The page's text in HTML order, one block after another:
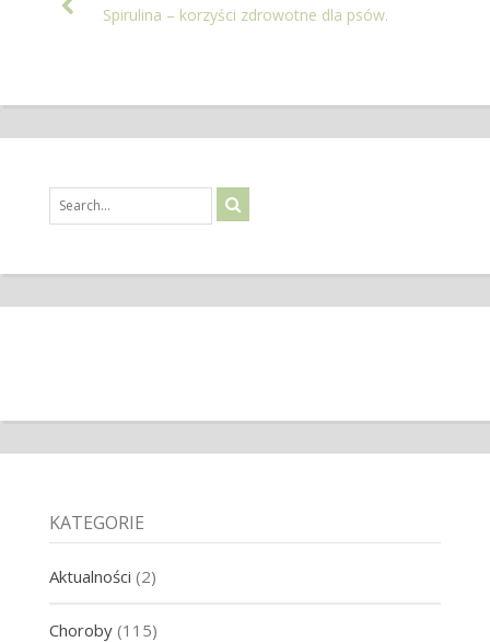
Spirulina – korzyści zdrowotne dla psów.
KATEGORIE
Aktualności (2)
Choroby(115)